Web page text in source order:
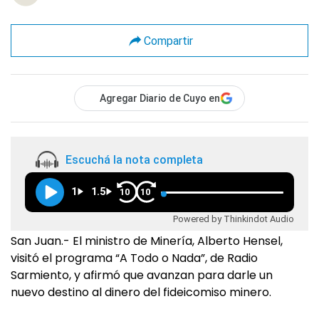
Compartir
Agregar Diario de Cuyo en
Escuchá la nota completa
1 1.5 10 10
Powered by Thinkindot Audio
San Juan.- El ministro de Minería, Alberto Hensel,
visitó el programa “A Todo o Nada”, de Radio
Sarmiento, y afirmó que avanzan para darle un
nuevo destino al dinero del fideicomiso minero.